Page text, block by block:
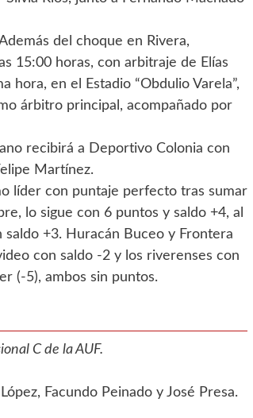
del choque en Rivera,
15:00 horas, con arbitraje de Elías
hora, en el Estadio “Obdulio Varela”,
árbitro principal, acompañado por
recibirá a Deportivo Colonia con
Martínez.
líder con puntaje perfecto tras sumar
lo sigue con 6 puntos y saldo +4, al
+3. Huracán Buceo y Frontera
con saldo -2 y los riverenses con
(-5), ambos sin puntos.
C de la AUF.
Facundo Peinado y José Presa.